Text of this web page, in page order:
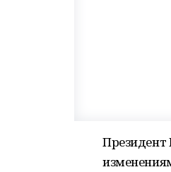
Президент